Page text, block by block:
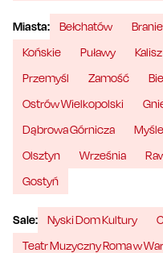
Miasta: Bełchatów
Końskie
Puławy Kalisz
Przemyśl
Zamość
Ostrów Wielkopolski
Dąbrowa Górnicza
Olsztyn
Września
Gostyń
Sale: Nyski Dom Kultury
Teatr Muzyczny Roma w